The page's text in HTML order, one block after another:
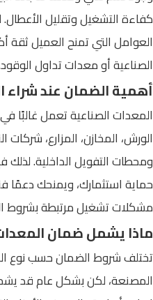
كفاءة التشغيل وتقليل
العوامل التي تمنح العميل ثقة
الصناعية أو معدات تداول
أهمية الضمان عند شراء
المعدات الصناعية تعمل غالبًا
الورش، المخازن، المزارع، شركات
ومحطات التفويل الداخلية.
حماية استثمارك، ويمنحك دعمًا
مشكلات تشغيل مرتبطة بشروط
ماذا يشمل ضمان
تختلف شروط الضمان حسب نوع
المصنعة، لكن بشكل عام قد